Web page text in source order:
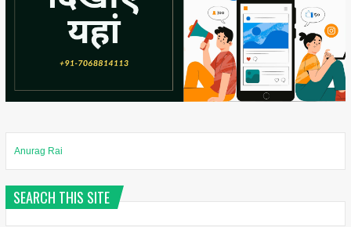
Anurag Rai
SEARCH THIS SITE